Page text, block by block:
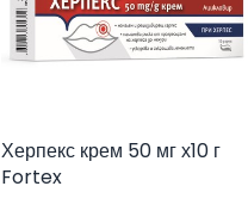
Херпекс крем 50 мг х10 г
Fortex